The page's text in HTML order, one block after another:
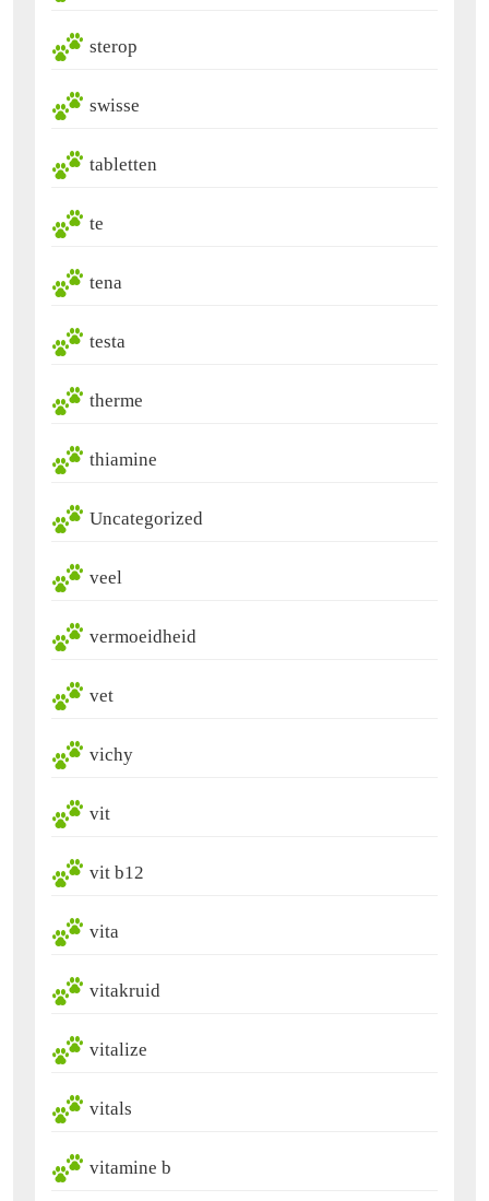
sterop
swisse
tabletten
te
tena
testa
therme
thiamine
Uncategorized
veel
vermoeidheid
vet
vichy
vit
vit b12
vita
vitakruid
vitalize
vitals
vitamine b